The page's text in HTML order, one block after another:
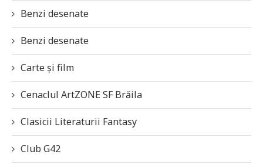
Benzi desenate
Benzi desenate
Carte și film
Cenaclul ArtZONE SF Brăila
Clasicii Literaturii Fantasy
Club G42